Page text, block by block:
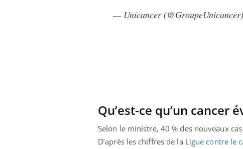
— Unicancer
Qu’est-ce qu’un cancer
Selon le ministre, 40 % des nouveaux
D’après les chiffres de la Ligue contre le